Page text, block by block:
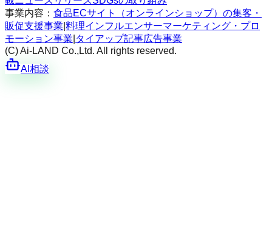
事業内容： 食品ECサイト（オンラインショップ）の集客・
販促支援事業 料理インフルエンサーマーケティング・プロ
モーション事業 タイアップ記事広告事業
(C) Ai-LAND Co.,Ltd. All rights reserved.
AI相談